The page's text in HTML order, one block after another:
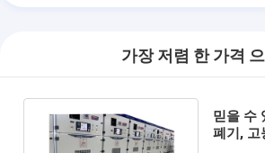
가장 저렴 한 가격
믿을 수
폐기, 고